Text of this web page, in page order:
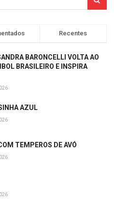
Recentes
BARONCELLI VOLTA AO
BRASILEIRO E INSPIRA
AZUL
TEMPEROS DE AVÓ